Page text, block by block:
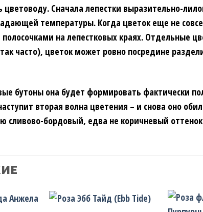
Сначала лепестки выразительно-
температуры. Когда цветок еще не
на лепестковых краях. Отдельные
часто), цветок может ровно посредине
бутоны она будет формировать фактически
вторая волна цветения – и снова оно
сливово-бордовый, едва не коричневый